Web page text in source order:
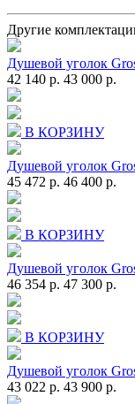
Другие
Душевой уголок
42 140 р. 43 000 р.
В КОРЗИНУ
Душевой уголок
45 472 р. 46 400 р.
В КОРЗИНУ
Душевой уголок
46 354 р. 47 300 р.
В КОРЗИНУ
Душевой уголок
43 022 р. 43 900 р.